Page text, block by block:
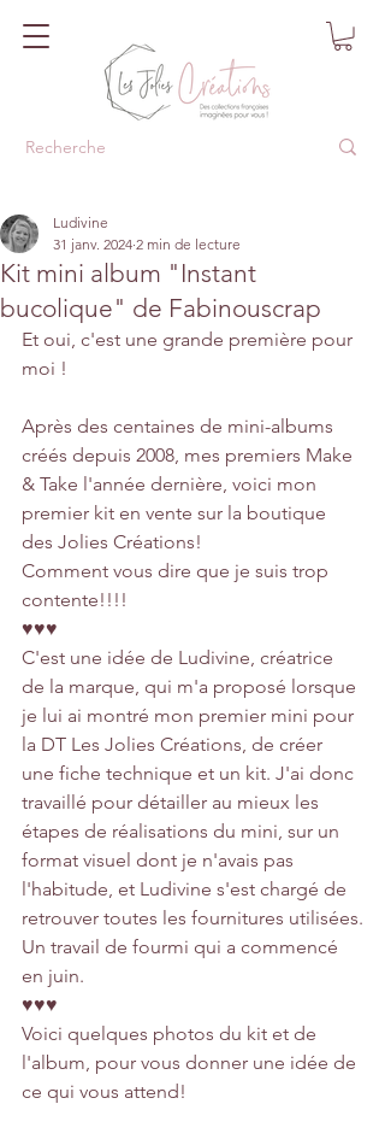
Kit mini album "Instant
bucolique" de Fabinouscrap
Ludivine
31 janv. 2024 2 min de lecture
Et oui, c'est une grande première pour
moi !
Après des centaines de mini-albums
créés depuis 2008, mes premiers Make
& Take l'année dernière, voici mon
premier kit en vente sur la boutique
des Jolies Créations!
Comment vous dire que je suis trop
contente!!!!
♥♥♥
C'est une idée de Ludivine, créatrice
de la marque, qui m'a proposé lorsque
je lui ai montré mon premier mini pour
la DT Les Jolies Créations, de créer
une fiche technique et un kit. J'ai donc
travaillé pour détailler au mieux les
étapes de réalisations du mini, sur un
format visuel dont je n'avais pas
l'habitude, et Ludivine s'est chargé de
retrouver toutes les fournitures utilisées.
Un travail de fourmi qui a commencé
en juin.
♥♥♥
Voici quelques photos du kit et de
l'album, pour vous donner une idée de
ce qui vous attend!